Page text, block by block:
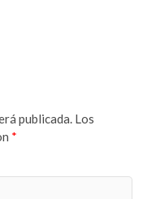
publicada. Los
*